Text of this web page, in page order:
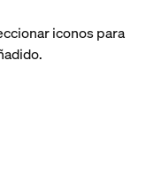
iconos para